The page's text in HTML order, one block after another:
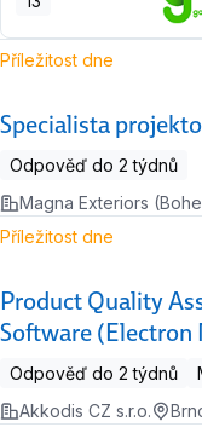
Specialista
Příležitost dne
Odpověď do 2 týdnů
Magna Exteriors
Product Quality
Software (Electron
Příležitost dne
Odpověď do 2 týdnů
Akkodis CZ s.r.o.